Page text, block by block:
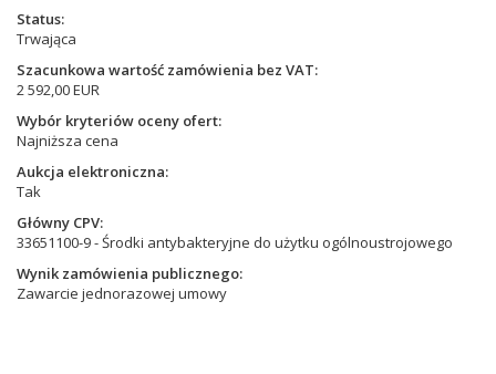
Status
Trwająca
Szacunkowa wartość zamówienia bez VAT
2 592,00 EUR
Wybór kryteriów oceny ofert
Najniższa cena
Aukcja elektroniczna
Tak
Główny CPV
33651100-9 - Środki antybakteryjne do użytku ogólnoustrojowego
Wynik zamówienia publicznego
Zawarcie jednorazowej umowy